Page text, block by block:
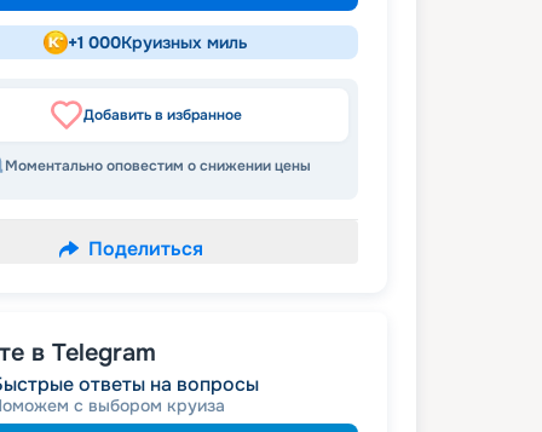
+1 000Круизных миль
Добавить в избранное
Моментально оповестим о снижении цены
Поделиться
в Telegram
ответы на вопросы
с выбором круиза